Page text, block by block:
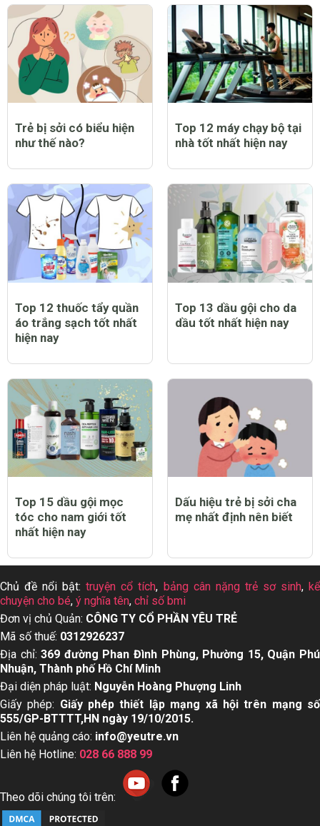
Trẻ bị sởi có biểu hiện
như thế nào?
Top 12 máy chạy bộ tại
nhà tốt nhất hiện nay
Top 12 thuốc tẩy quần
áo trắng sạch tốt nhất
hiện nay
Top 13 dầu gội cho da
dầu tốt nhất hiện nay
Top 15 dầu gội mọc
tóc cho nam giới tốt
nhất hiện nay
Dấu hiệu trẻ bị sởi cha
mẹ nhất định nên biết
Chủ đề nổi bật:truyện cổ tích, bảng cân nặng trẻ sơ sinh,kể
chuyện cho bé, ý nghĩa tên, chỉ số bmi
Đơn vị chủ Quản: CÔNG TY CỔ PHẦN YÊU TRẺ
Mã số thuế: 0312926237
Địa chỉ:369 đường Phan Đình Phùng, Phường 15, Quận Phú
Nhuận, Thành phố Hồ Chí Minh
Đại diện pháp luật: Nguyễn Hoàng Phượng Linh
Giấy phép: Giấy phép thiết lập mạng xã hội trên mạng số
555/GP-BTTTT,HN ngày 19/10/2015.
Liên hệ quảng cáo: info@yeutre.vn
Liên hệ Hotline: 028 66 888 99
Theo dõi chúng tôi trên: